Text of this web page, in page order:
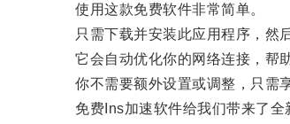
使用这款免费软件非常简单。
只需下载并安装此应用程序，然后
它会自动优化你的网络连接，帮助
你不需要额外设置或调整，只需享
免费Ins加速软件给我们带来了全